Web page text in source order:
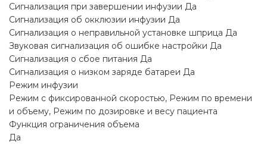
Сигнализация при завершении инфузии Да
Сигнализация об окклюзии инфузии Да
Сигнализация о неправильной установке шприца Да
Звуковая сигнализация об ошибке настройки Да
Сигнализация о сбое питания Да
Сигнализация о низком заряде батареи Да
Режим инфузии
Режим с фиксированной скоростью, Режим по времени
и объему, Режим по дозировке и весу пациента
Функция ограничения объема
Да